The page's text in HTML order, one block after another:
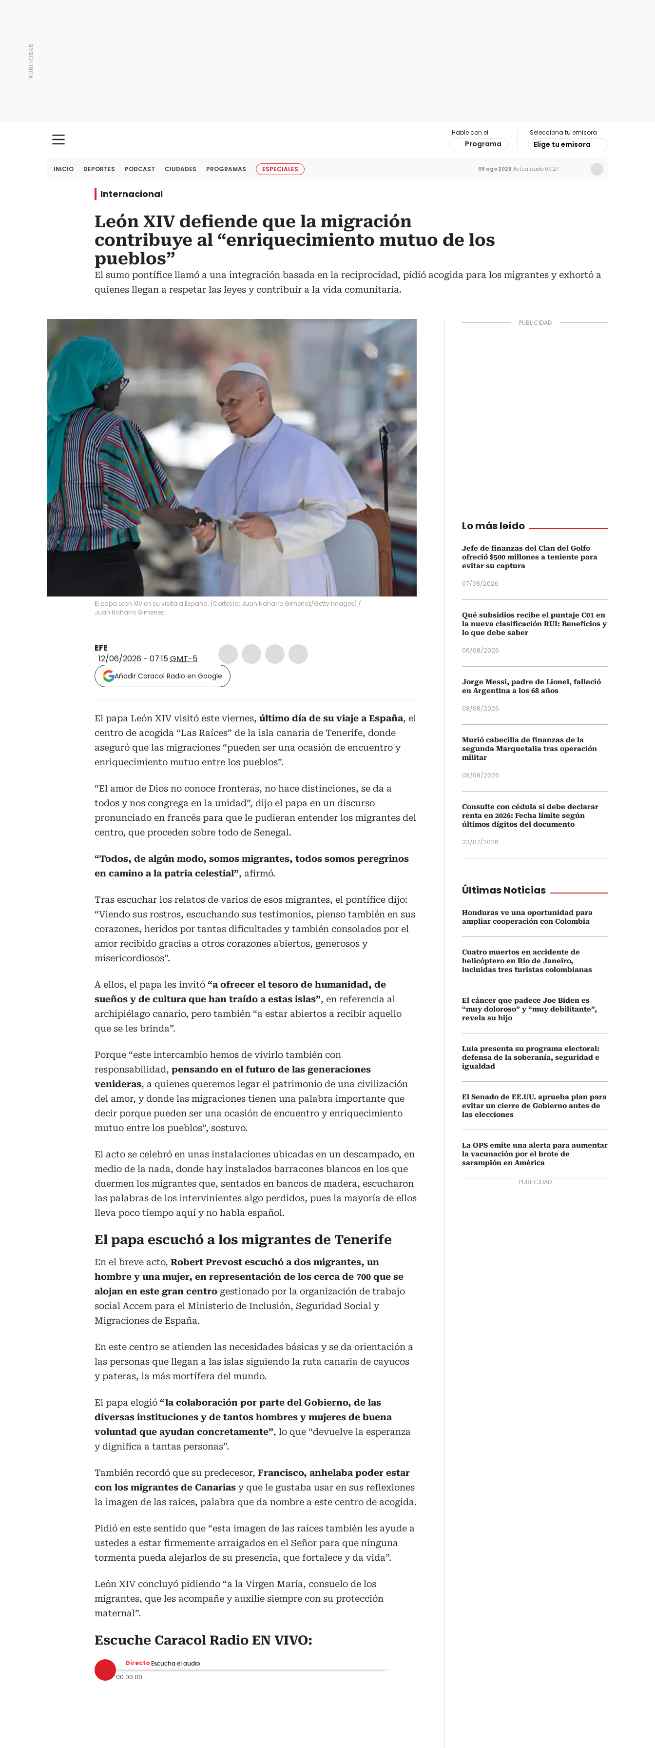
Hable con el
Programa
Selecciona tu emisora
Elige tu emisora
INICIO DEPORTES PODCAST CIUDADES PROGRAMAS ESPECIALES 09 ago 2026 Actualizado 09:27
Internacional
León XIV defiende que la migración
contribuye al “enriquecimiento mutuo de los
pueblos”
El sumo pontífice llamó a una integración basada en la reciprocidad, pidió acogida para los migrantes y exhortó a
quienes llegan a respetar las leyes y contribuir a la vida comunitaria.
El papa Leon XIV en su visita a España. (Cortesía: Juan Naharro Gimenez/Getty Images) /
Juan Naharro Gimenez
EFE
12/06/2026 - 07:15GMT-5
Añadir Caracol Radio en Google
El papa León XIV visitó este viernes, último día de su viaje a España, el
centro de acogida “Las Raíces” de la isla canaria de Tenerife, donde
aseguró que las migraciones “pueden ser una ocasión de encuentro y
enriquecimiento mutuo entre los pueblos”.
“El amor de Dios no conoce fronteras, no hace distinciones, se da a
todos y nos congrega en la unidad”, dijo el papa en un discurso
pronunciado en francés para que le pudieran entender los migrantes del
centro, que proceden sobre todo de Senegal.
“Todos, de algún modo, somos migrantes, todos somos peregrinos
en camino a la patria celestial”, afirmó.
Tras escuchar los relatos de varios de esos migrantes, el pontífice dijo:
“Viendo sus rostros, escuchando sus testimonios, pienso también en sus
corazones, heridos por tantas dificultades y también consolados por el
amor recibido gracias a otros corazones abiertos, generosos y
misericordiosos”.
A ellos, el papa les invitó “a ofrecer el tesoro de humanidad, de
sueños y de cultura que han traído a estas islas”, en referencia al
archipiélago canario, pero también “a estar abiertos a recibir aquello
que se les brinda”.
Porque “este intercambio hemos de vivirlo también con
responsabilidad, pensando en el futuro de las generaciones
venideras, a quienes queremos legar el patrimonio de una civilización
del amor, y donde las migraciones tienen una palabra importante que
decir porque pueden ser una ocasión de encuentro y enriquecimiento
mutuo entre los pueblos”, sostuvo.
El acto se celebró en unas instalaciones ubicadas en un descampado, en
medio de la nada, donde hay instalados barracones blancos en los que
duermen los migrantes que, sentados en bancos de madera, escucharon
las palabras de los intervinientes algo perdidos, pues la mayoría de ellos
lleva poco tiempo aquí y no habla español.
El papa escuchó a los migrantes de Tenerife
En el breve acto, Robert Prevost escuchó a dos migrantes, un
hombre y una mujer, en representación de los cerca de 700 que se
alojan en este gran centro gestionado por la organización de trabajo
social Accem para el Ministerio de Inclusión, Seguridad Social y
Migraciones de España.
En este centro se atienden las necesidades básicas y se da orientación a
las personas que llegan a las islas siguiendo la ruta canaria de cayucos
y pateras, la más mortífera del mundo.
El papa elogió “la colaboración por parte del Gobierno, de las
diversas instituciones y de tantos hombres y mujeres de buena
voluntad que ayudan concretamente”, lo que “devuelve la esperanza
y dignifica a tantas personas”.
También recordó que su predecesor, Francisco, anhelaba poder estar
con los migrantes de Canarias y que le gustaba usar en sus reflexiones
la imagen de las raíces, palabra que da nombre a este centro de acogida.
Pidió en este sentido que “esta imagen de las raíces también les ayude a
ustedes a estar firmemente arraigados en el Señor para que ninguna
tormenta pueda alejarlos de su presencia, que fortalece y da vida”.
León XIV concluyó pidiendo “a la Virgen María, consuelo de los
migrantes, que les acompañe y auxilie siempre con su protección
maternal”.
Escuche Caracol Radio EN VIVO:
Directo Escucha el audio
00:00:00
Lo más leído
Jefe de finanzas del Clan del Golfo
ofreció $500 millones a teniente para
evitar su captura
07/08/2026
Qué subsidios recibe el puntaje C01 en
la nueva clasificación RUI: Beneficios y
lo que debe saber
06/08/2026
Jorge Messi, padre de Lionel, falleció
en Argentina a los 68 años
08/08/2026
Murió cabecilla de finanzas de la
segunda Marquetalia tras operación
militar
08/08/2026
Consulte con cédula si debe declarar
renta en 2026: Fecha límite según
últimos dígitos del documento
23/07/2026
Últimas Noticias
Honduras ve una oportunidad para
ampliar cooperación con Colombia
Cuatro muertos en accidente de
helicóptero en Rio de Janeiro,
incluidas tres turistas colombianas
El cáncer que padece Joe Biden es
“muy doloroso” y “muy debilitante”,
revela su hijo
Lula presenta su programa electoral:
defensa de la soberanía, seguridad e
igualdad
El Senado de EE.UU. aprueba plan para
evitar un cierre de Gobierno antes de
las elecciones
La OPS emite una alerta para aumentar
la vacunación por el brote de
sarampión en América